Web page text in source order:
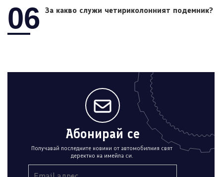
06 За какво служи четириколонният подемник?
Абонирай се
Получавай последните новини от автомобилния свят
деректно на имейла си.